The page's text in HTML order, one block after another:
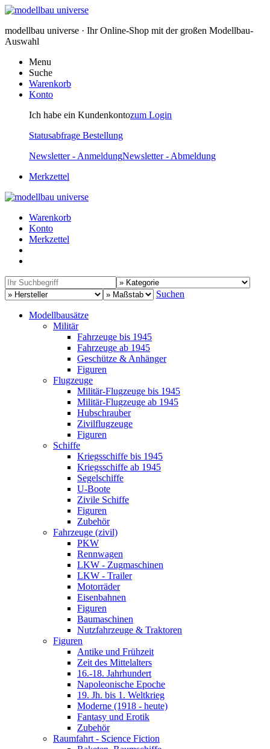
modellbau universe · Ihr Online-Shop mit der großen Modellbau-
Auswahl
Menu
Suche
Warenkorb
Konto
Ich habe ein Kundenkontozum Login
Statusabfrage Bestellung
Newsletter - AnmeldungNewsletter - Abmeldung
Merkzettel
Warenkorb
Konto
Merkzettel
Suchen
Modellbausätze
Militär
Fahrzeuge bis 1945
Fahrzeuge ab 1945
Geschütze & Anhänger
Figuren
Flugzeuge
Militär-Flugzeuge bis 1945
Militär-Flugzeuge ab 1945
Hubschrauber
Zivilflugzeuge
Figuren
Schiffe
Kriegsschiffe bis 1945
Kriegsschiffe ab 1945
Segelschiffe
U-Boote
Zivile Schiffe
Figuren
Zubehör
Fahrzeuge (zivil)
PKW
Rennwagen
LKW - Zugmaschinen
LKW - Trailer
Motorräder
Eisenbahnen
Figuren
Baumaschinen
Nutzfahrzeuge & Traktoren
Figuren
Antike und Frühzeit
Zeit des Mittelalters
16.-18. Jahrhundert
Napoleonische Epoche
19. Jh. bis 1. Weltkrieg
Moderne (1918 - heute)
Fantasy und Erotik
Zubehör
Raumfahrt - Science Fiction